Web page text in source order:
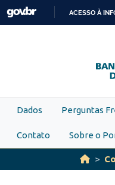
Skip to main content
ACESSO À
Dados Perguntas
Contato Sobre o